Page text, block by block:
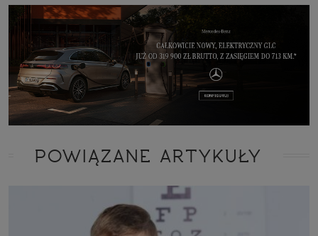
POWIĄZANE ARTYKUŁY